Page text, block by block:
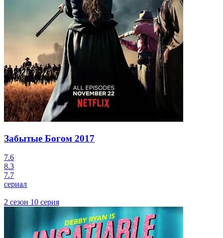
Забытые Богом 2017
7.6
8.3
7.7
сериал
2 сезон 10 серия